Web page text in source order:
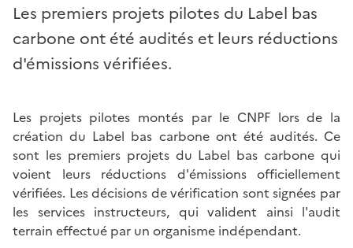
Les premiers projets pilotes du Label bas
carbone ont été audités et leurs réductions
d'émissions vérifiées.
Les projets pilotes montés par le CNPF lors de la
création du Label bas carbone ont été audités. Ce
sont les premiers projets du Label bas carbone qui
voient leurs réductions d'émissions officiellement
vérifiées. Les décisions de vérification sont signées par
les services instructeurs, qui valident ainsi l'audit
terrain effectué par un organisme indépendant.